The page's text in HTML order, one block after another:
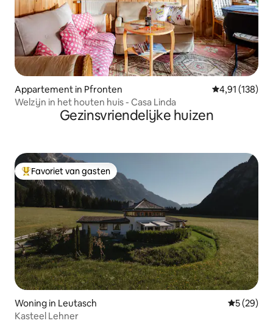
Appartement in Pfronten Gemiddelde
4,91 (138)
Welzijn in het houten huis - Casa Linda
Gezinsvriendelijke huizen
Topfavoriet van gasten
Favoriet van gasten
Woning in Leutasch
5 (29)
Kasteel Lehner